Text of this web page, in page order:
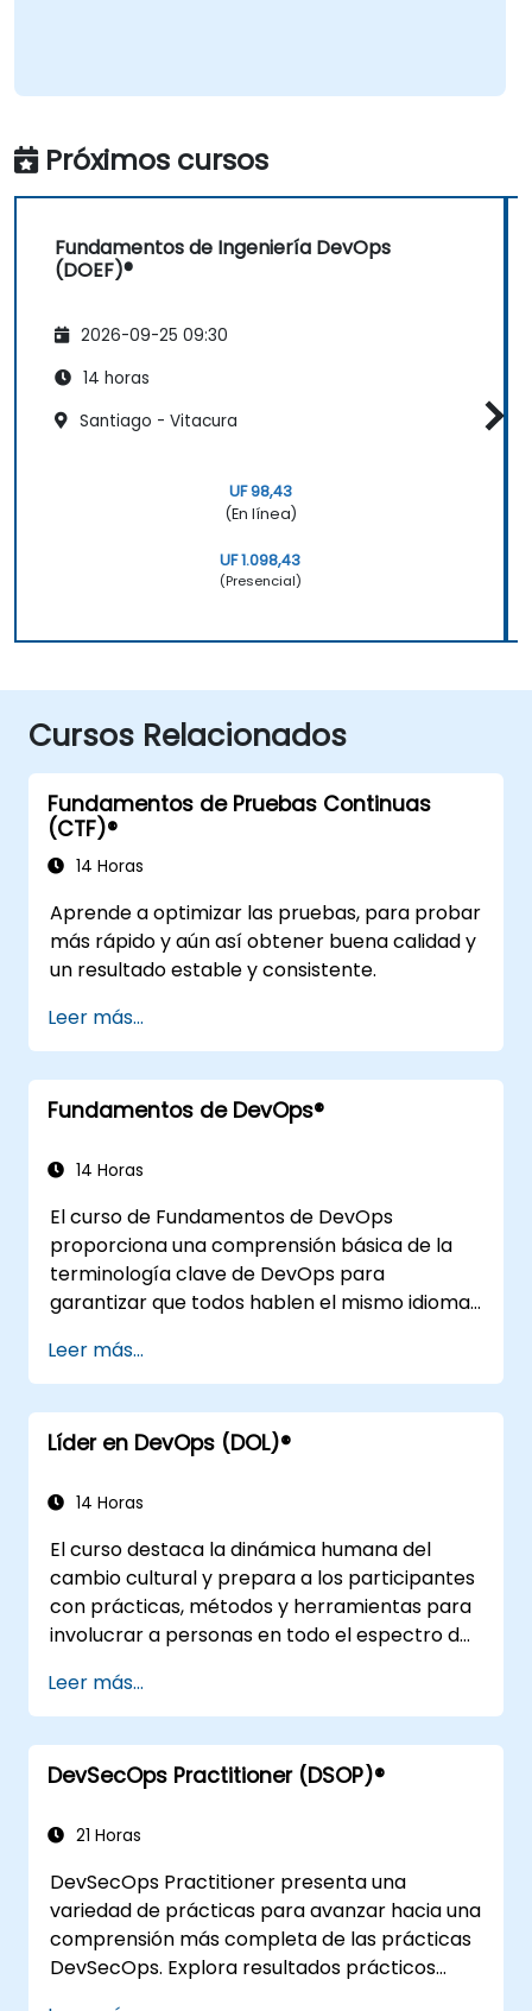
Próximos cursos
Fundamentos de Ingeniería DevOps
(DOEF)®
2026-09-25 09:30
14 horas
Santiago - Vitacura
UF 98,43
(En línea)
UF 1.098,43
(Presencial)
Cursos Relacionados
Fundamentos de Pruebas Continuas
(CTF)®
14 Horas
Aprende a optimizar las pruebas, para probar
más rápido y aún así obtener buena calidad y
un resultado estable y consistente.
Leer más...
Fundamentos de DevOps®
14 Horas
El curso de Fundamentos de DevOps
proporciona una comprensión básica de la
terminología clave de DevOps para
garantizar que todos hablen el mismo idioma
apoyar el éxito organizacional.
Leer más...
Líder en DevOps (DOL)®
14 Horas
El curso destaca la dinámica humana del
cambio cultural y prepara a los participantes
con prácticas, métodos y herramientas para
involucrar a personas en todo el espectro de
y estudios de caso. Al completar el curso, los
participantes tendrán elementos tangibles
para aprovechar cuando vuelvan a la oficina,
como la comprensión del Mapeo de Flujo de
Leer más...
DevSecOps Practitioner (DSOP)®
21 Horas
DevSecOps Practitioner presenta una
variedad de prácticas para avanzar hacia una
comprensión más completa de las prácticas
DevSecOps. Explora resultados prácticos